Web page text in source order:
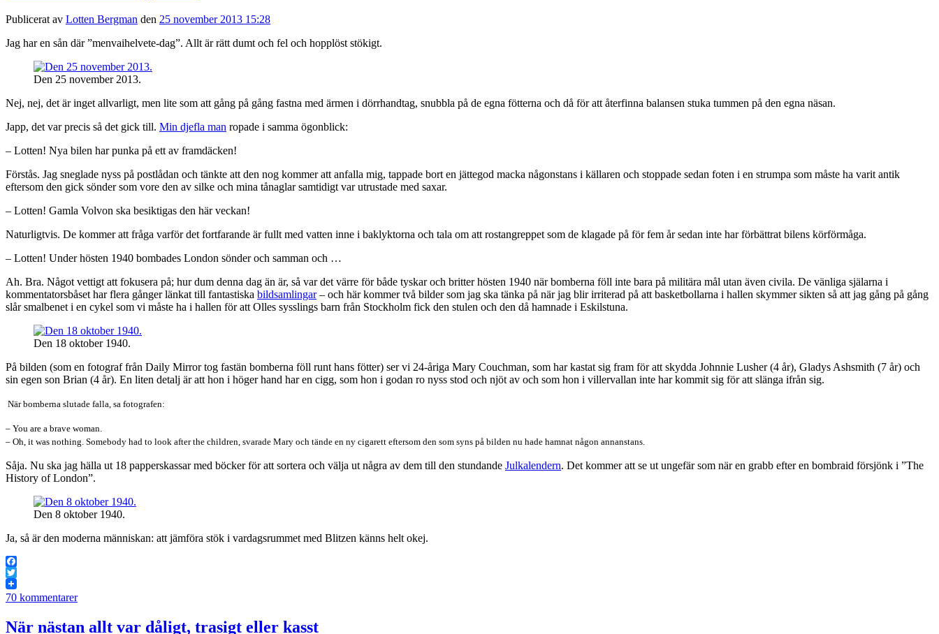
Publicerat av Lotten Bergman den 25 november 2013 15:28
Jag har en sån där ”menvaihelvete-dag”. Allt är rätt dumt och fel och hopplöst stökigt.
Den 25 november 2013.
Nej, nej, det är inget allvarligt, men lite som att gång på gång fastna med ärmen i dörrhandtag, snubbla på de egna fötterna och då för att återfinna balansen stuka tummen på den egna näsan.
Japp, det var precis så det gick till. Min djefla man ropade i samma ögonblick:
– Lotten! Nya bilen har punka på ett av framdäcken!
Förstås. Jag sneglade nyss på postlådan och tänkte att den nog kommer att anfalla mig, tappade bort en jättegod macka någonstans i källaren och stoppade sedan foten i en strumpa som måste ha varit antik
eftersom den gick sönder som vore den av silke och mina tånaglar samtidigt var utrustade med saxar.
– Lotten! Gamla Volvon ska besiktigas den här veckan!
Naturligtvis. De kommer att fråga varför det fortfarande är fullt med vatten inne i baklyktorna och tala om att rostangreppet som de klagade på för fem år sedan inte har förbättrat bilens körförmåga.
– Lotten! Under hösten 1940 bombades London sönder och samman och …
Ah. Bra. Något vettigt att fokusera på; hur dum denna dag än är, så var det värre för både tyskar och britter hösten 1940 när bomberna föll inte bara på militära mål utan även civila. De vänliga själarna i
kommentatorsbåset har flera gånger länkat till fantastiska bildsamlingar– och här kommer två bilder som jag ska tänka på när jag blir irriterad på att basketbollarna i hallen skymmer sikten så att jag gång på gång
slår smalbenet i en cykel som vi måste ha i hallen för att Olles sysslings barn från Stockholm fick den stulen och den då hamnade i Eskilstuna.
Den 18 oktober 1940.
På bilden (som en fotograf från Daily Mirror tog fastän bomberna föll runt hans fötter) ser vi 24-åriga Mary Couchman, som har kastat sig fram för att skydda Johnnie Lusher (4 år), Gladys Ashsmith (7 år) och
sin egen son Brian (4 år). En liten detalj är att hon i höger hand har en cigg, som hon i godan ro nyss stod och njöt av och som hon i villervallan inte har kommit sig för att slänga ifrån sig.
När bomberna slutade falla, sa fotografen:
– You are a brave woman.
– Oh, it was nothing. Somebody had to look after the children, svarade Mary och tände en ny cigarett eftersom den som syns på bilden nu hade hamnat någon annanstans.
Såja. Nu ska jag hälla ut 18 papperskassar med böcker för att sortera och välja ut några av dem till den stundande Julkalendern. Det kommer att se ut ungefär som när en grabb efter en bombraid försjönk i ”The
History of London”.
Den 8 oktober 1940.
Ja, så är den moderna människan: att jämföra stök i vardagsrummet med Blitzen känns helt okej.
Facebook
Twitter
70 kommentarer
När nästan allt var dåligt, trasigt eller kasst